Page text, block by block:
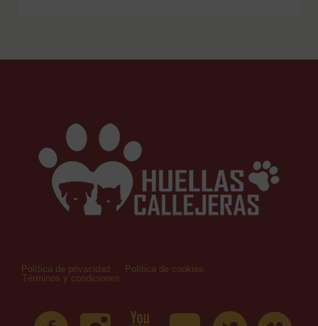
Política de privacidad
Política de cookies
Términos y condiciones